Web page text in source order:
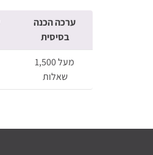
ערכה הכנה
בסיסית
מעל 1,500
שאלות